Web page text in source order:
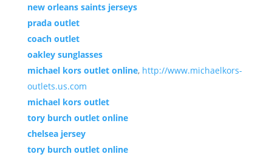
new orleans saints jerseys
prada outlet
coach outlet
oakley sunglasses
michael kors outlet online, http://www.michaelkors-
outlets.us.com
michael kors outlet
tory burch outlet online
chelsea jersey
tory burch outlet online